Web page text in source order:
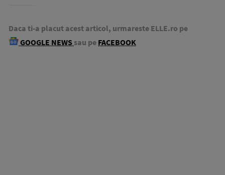
Daca ti-a placut acest articol, urmareste ELLE.ro pe
GOOGLE NEWS sau pe FACEBOOK